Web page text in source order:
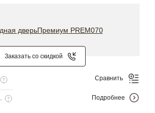
Заказать со скидкой
Сравнить
Подробнее